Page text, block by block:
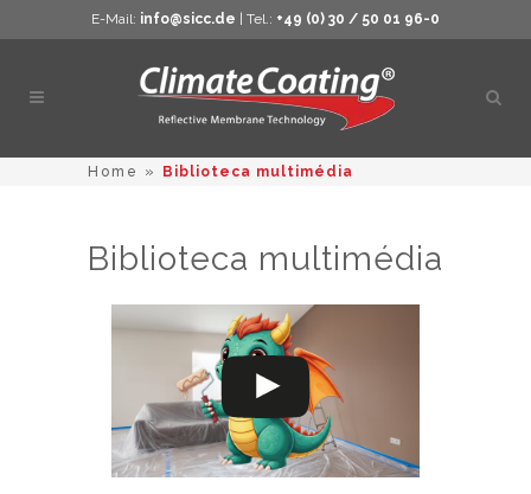
E-Mail: info@sicc.de | Tel.: +49 (0) 30 / 50 01 96-0
Abrir
Home » Biblioteca multimédia
Biblioteca multimédia